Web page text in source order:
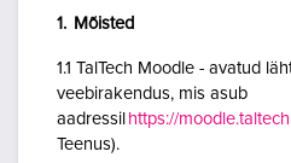
1. Mõisted
1.1 TalTech Moodle - avatud
veebirakendus, mis asub
aadressil https://
Teenus).